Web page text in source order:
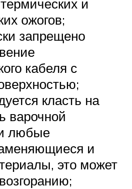
и
ожогов;
запрещено
кабеля с
класть на
варочной
любые
и
это может